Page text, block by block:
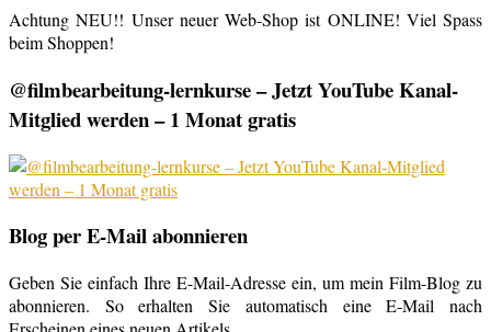
Achtung NEU!! Unser neuer Web-Shop ist ONLINE! Viel Spass
beim Shoppen!
@filmbearbeitung-lernkurse – Jetzt YouTube Kanal-
Mitglied werden – 1 Monat gratis
Blog per E-Mail abonnieren
Geben Sie einfach Ihre E-Mail-Adresse ein, um mein Film-Blog zu
abonnieren. So erhalten Sie automatisch eine E-Mail nach